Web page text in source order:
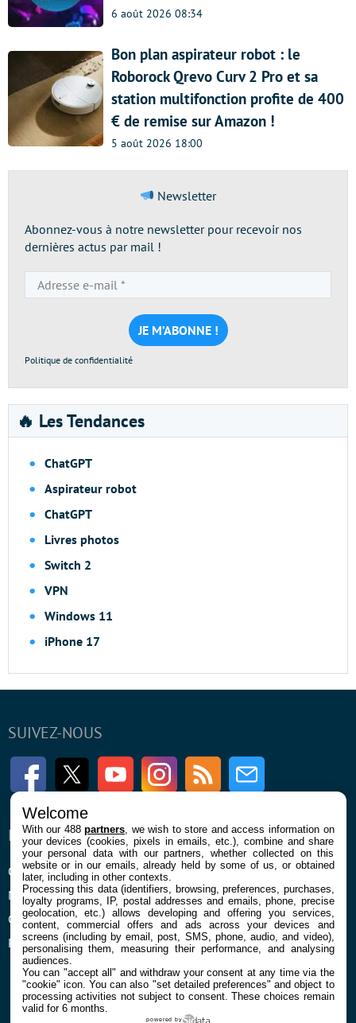
6 août 2026 08:34
Bon plan aspirateur robot : le
Roborock Qrevo Curv 2 Pro et sa
station multifonction profite de 400
€ de remise sur Amazon !
5 août 2026 18:00
Newsletter
Abonnez-vous à notre newsletter pour recevoir nos
dernières actus par mail !
e-
mail
*
Politique de confidentialité
🔥 Les Tendances
ChatGPT
Aspirateur robot
ChatGPT
Livres photos
Switch 2
VPN
Windows 11
iPhone 17
SUIVEZ-NOUS
FacebookTwitter Youtube InstagramRSS Newsletter
ENTREPRISE
Qui sommes nous
Mentions légales et CGU
Confidentialité et Cookies
Préférences cookies
À PROPOS
La rédaction
Contact
Welcome
With our 488partners , we wish to store and access information on
your devices (cookies, pixels in emails, etc.), combine and share
your personal data with our partners, whether collected on this
website or in our emails, already held by some of us, or obtained
later, including in other contexts.
Processing this data (identifiers, browsing, preferences, purchases,
loyalty programs, IP, postal addresses and emails, phone, precise
geolocation, etc.) allows developing and offering you services,
content, commercial offers and ads across your devices and
screens (including by email, post, SMS, phone, audio, and video),
personalising them, measuring their performance, and analysing
audiences.
You can "accept all" and withdraw your consent at any time via the
"cookie" icon. You can also "set detailed preferences" and object to
processing activities not subject to consent. These choices remain
valid for 6 months.
powered by